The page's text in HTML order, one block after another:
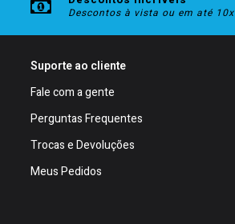
Descontos à vista ou em até 10x
Suporte ao cliente
Fale com a gente
Perguntas Frequentes
Trocas e Devoluções
Meus Pedidos